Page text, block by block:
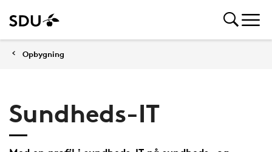
Opbygning
Sundheds-IT